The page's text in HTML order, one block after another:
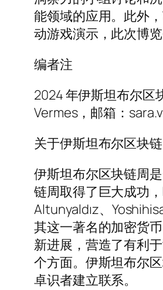
能领域的应用。此外
动游戏演示，此次博
编者注
2024 年伊斯坦布尔区
Vermes，邮箱：
关于伊斯坦布尔区块
伊斯坦布尔区块链周
链周取得了巨大成功
Altunyaldız、
其这一著名的加密货
新进展，营造了有利
个方面。伊斯坦布尔
卓识者建立联系。